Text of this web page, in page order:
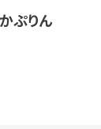
ぷりん